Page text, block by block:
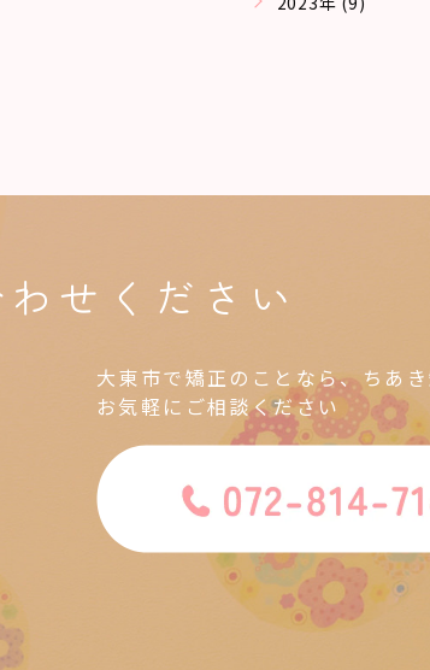
せください
大東市で矯正のことなら、ちあ
お気軽にご相談ください